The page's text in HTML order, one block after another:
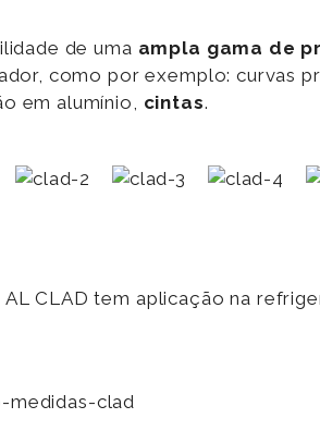
de uma ampla gama de
como por exemplo: curvas
em alumínio, cintas.
AL CLAD tem aplicação na